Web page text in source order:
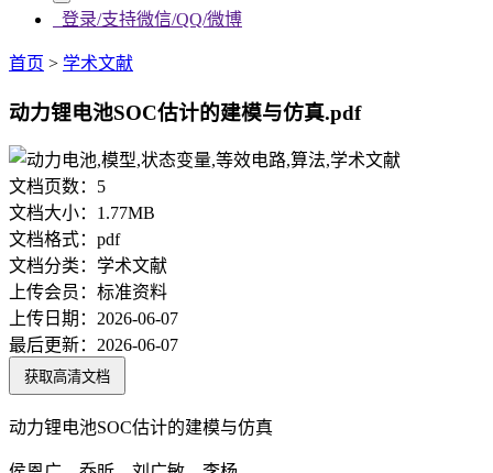
登录/支持微信/QQ/微博
首页 > 学术文献
动力锂电池SOC估计的建模与仿真.pdf
文档页数： 5
文档大小： 1.77MB
文档格式： pdf
文档分类： 学术文献
上传会员： 标准资料
上传日期： 2026-06-07
最后更新： 2026-06-07
获取高清文档
动力锂电池SOC估计的建模与仿真